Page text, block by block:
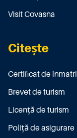
Visit Covasna
Citește
Certificat de
Brevet de turism
Licenţă de turism
Poliţă de asigurare